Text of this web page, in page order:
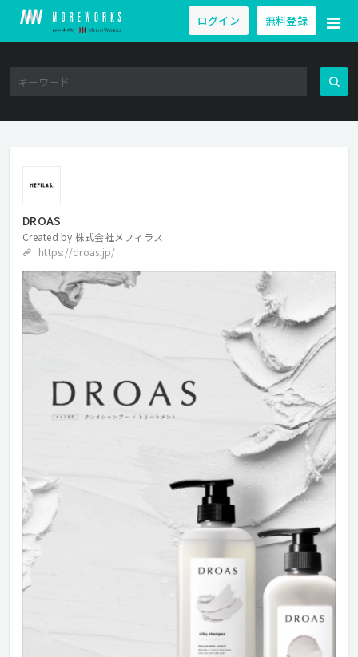
ログイン 無料登録
DROAS
Created by 株式会社メフィラス
https://droas.jp/